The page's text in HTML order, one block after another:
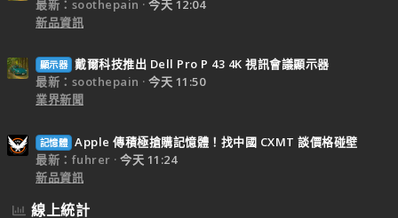
最新：soothepain
今天 12:04
新品資訊
顯示器 戴爾科技推出 Dell Pro P 43 4K 視訊會議顯示器
最新：soothepain
今天 11:50
業界新聞
記憶體 Apple 傳積極搶購記憶體！找中國 CXMT 談價格碰壁
最新：fuhrer
今天 11:24
新品資訊
線上統計